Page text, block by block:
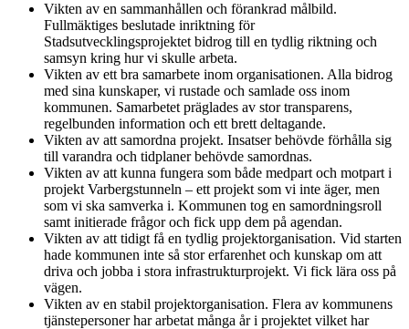
Vikten av en sammanhållen och förankrad målbild.
Fullmäktiges beslutade inriktning för
Stadsutvecklingsprojektet bidrog till en tydlig riktning och
samsyn kring hur vi skulle arbeta.
Vikten av ett bra samarbete inom organisationen. Alla bidrog
med sina kunskaper, vi rustade och samlade oss inom
kommunen. Samarbetet präglades av stor transparens,
regelbunden information och ett brett deltagande.
Vikten av att samordna projekt. Insatser behövde förhålla sig
till varandra och tidplaner behövde samordnas.
Vikten av att kunna fungera som både medpart och motpart i
projekt Varbergstunneln – ett projekt som vi inte äger, men
som vi ska samverka i. Kommunen tog en samordningsroll
samt initierade frågor och fick upp dem på agendan.
Vikten av att tidigt få en tydlig projektorganisation. Vid starten
hade kommunen inte så stor erfarenhet och kunskap om att
driva och jobba i stora infrastrukturprojekt. Vi fick lära oss på
vägen.
Vikten av en stabil projektorganisation. Flera av kommunens
tjänstepersoner har arbetat många år i projektet vilket har